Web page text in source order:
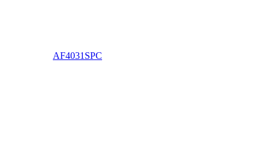
AF4031SPC